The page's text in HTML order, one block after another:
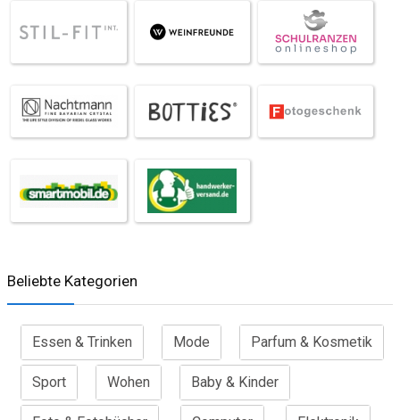
Beliebte Kategorien
Essen & Trinken Mode Parfum & Kosmetik
Sport Wohen Baby & Kinder